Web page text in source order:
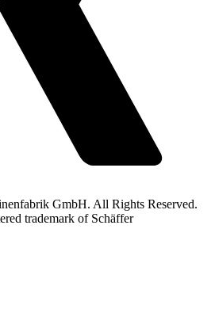
GmbH. All Rights Reserved.
trademark of Schäffer